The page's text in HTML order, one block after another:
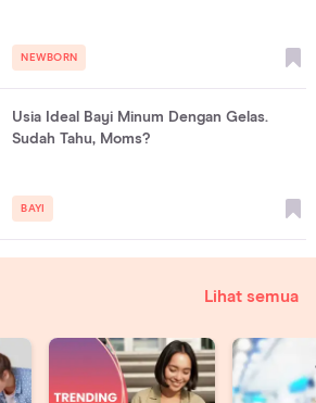
NEWBORN
Usia Ideal Bayi Minum Dengan Gelas.
Sudah Tahu, Moms?
BAYI
Lihat semua